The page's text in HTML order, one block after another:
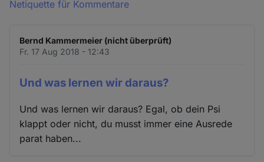
Netiquette für Kommentare
Bernd Kammermeier (nicht überprüft)
Fr. 17 Aug 2018 - 12:43
Und was lernen wir daraus?
Und was lernen wir daraus? Egal, ob dein Psi
klappt oder nicht, du musst immer eine Ausrede
parat haben...